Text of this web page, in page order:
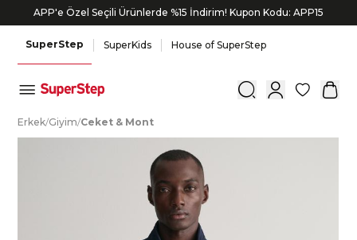
APP'e Özel Seçili Ürünlerde %15 İndirim! Kupon Kodu: APP15
SuperStep SuperKids House of SuperStep
0
Erkek/Giyim/Ceket & Mont